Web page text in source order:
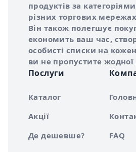
продуктів за
різних торгових
Він також полегшує
економить ваш час,
особисті списки на
ви не пропустите жодної
Послуги
Каталог
Акції
Де дешевше?
FAQ